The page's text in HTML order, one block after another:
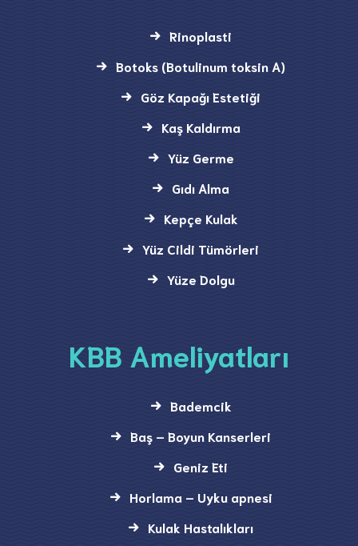
Rinoplasti
Botoks (Botulinum toksin A)
Göz Kapağı Estetiği
Kaş Kaldırma
Yüz Germe
Gıdı Alma
Kepçe Kulak
Yüz Cildi Tümörleri
Yüze Dolgu
KBB Ameliyatları
Bademcik
Baş – Boyun Kanserleri
Geniz Eti
Horlama – Uyku apnesi
Kulak Hastalıkları